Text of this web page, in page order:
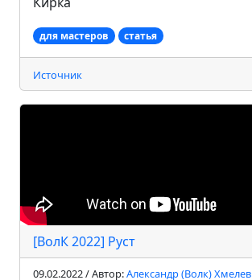
для мастеров статья
Источник
[ВолК 2022] Руст
09.02.2022 / Автор:Александр (Волк) Хмелев